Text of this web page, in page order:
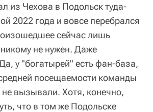
из Чехова в Подольск туда-
2022 года и вовсе перебрался
сейчас лишь
не нужен. Даже
у "богатырей" есть фан-база,
посещаемости команды
вызывали. Хотя, конечно,
что в том же Подольске